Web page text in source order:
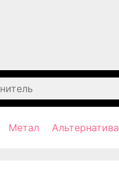
Метал Альтернатива